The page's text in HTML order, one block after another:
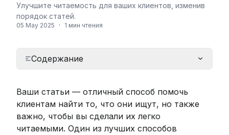
Улучшите читаемость для ваших клиентов, изменив
порядок статей.
05 May 2025 · 1 мин чтения
Содержание
Ваши статьи — отличный способ помочь
клиентам найти то, что они ищут, но также
важно, чтобы вы сделали их легко
читаемыми. Один из лучших способов